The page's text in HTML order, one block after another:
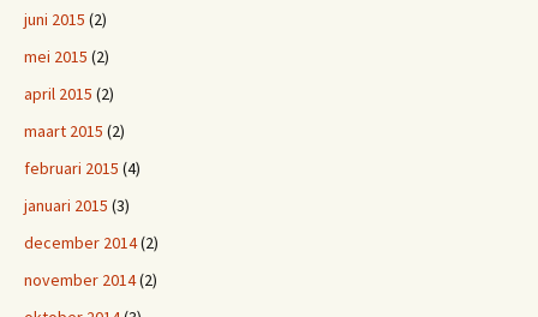
juni 2015 (2)
mei 2015 (2)
april 2015 (2)
maart 2015 (2)
februari 2015 (4)
januari 2015 (3)
december 2014(2)
november 2014(2)